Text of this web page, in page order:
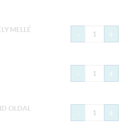
MELLÉ - +
- +
OLDAL - +